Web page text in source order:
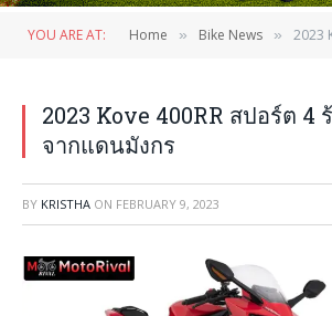
YOU ARE AT: Home » Bike News » 2023 Kove
2023 Kove 400RR สปอร์ต 4
จากแดนมังกร
BY KRISTHA ON FEBRUARY 9, 2023